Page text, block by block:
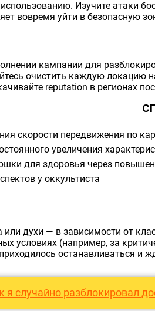
Изучите атаки
вовремя уйти в безопасную
кампании для
очистить каждую локацию
reputation в регионах
скорости передвижения по
увеличения
для здоровья через
у оккультиста
или духи — в зависимости от
условиях (например, за
останавливаться и
я случайно разблокировал